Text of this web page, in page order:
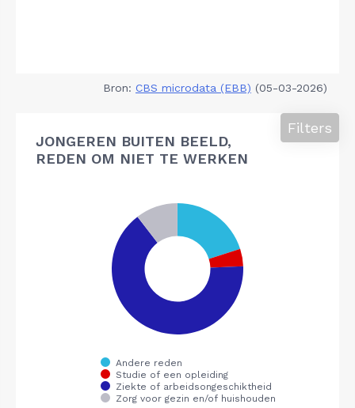
Bron: CBS microdata (EBB) (05-03-2026)
JONGEREN BUITEN BEELD,
REDEN OM NIET TE WERKEN
Filters